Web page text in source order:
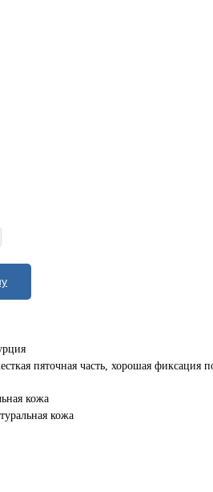
пяточная часть, хорошая фиксация
кожа
кожа